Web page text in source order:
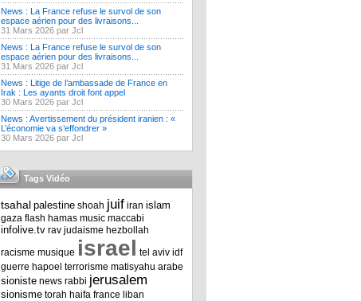
News : La France refuse le survol de son
espace aérien pour des livraisons...
31 Mars 2026 par Jcl
News : La France refuse le survol de son
espace aérien pour des livraisons...
31 Mars 2026 par Jcl
News : Litige de l’ambassade de France en
Irak : Les ayants droit font appel
30 Mars 2026 par Jcl
News : Avertissement du président iranien : «
L’économie va s’effondrer »
30 Mars 2026 par Jcl
Tags Vidéo
tsahal palestine shoah juif iran islam
gaza flash hamas music maccabi
infolive.tv rav judaisme hezbollah
racisme musique israel tel aviv idf
guerre hapoel terrorisme matisyahu arabe
sioniste news rabbi jerusalem
sionisme torah haifa france liban